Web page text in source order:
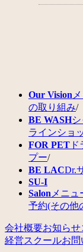
Our Vision
の取り組み/
BE WASHシ
ラインショ
FOR PET
プー/
BE LACDr.
SU-I
Salon メニュ
予約(その他
会社概要お知らせ
経営スクールお問